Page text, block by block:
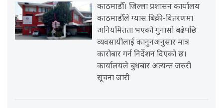
काठमाडौँ। जिल्ला प्रशासन कार्यालय
काठमाडौँले ग्यास बिक्री-वितरणमा
अनियमितता भएको गुनासो बढेपछि
व्यवसायीलाई कानुनअनुसार मात्र
कारोबार गर्न निर्देशन दिएको छ।
कार्यालयले बुधबार अत्यन्त जरुरी
सूचना जारी